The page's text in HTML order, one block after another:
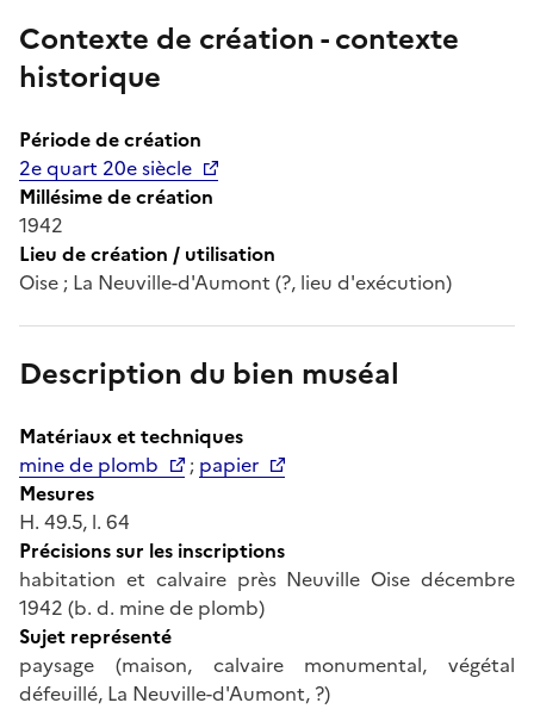
Contexte de création - contexte
historique
Période de création
2e quart 20e siècle
Millésime de création
1942
Lieu de création / utilisation
Oise ; La Neuville-d'Aumont (?, lieu d'exécution)
Description du bien muséal
Matériaux et techniques
mine de plomb
; papier
Mesures
H. 49.5, l. 64
Précisions sur les inscriptions
habitation et calvaire près Neuville Oise décembre
1942 (b. d. mine de plomb)
Sujet représenté
paysage (maison, calvaire monumental, végétal
défeuillé, La Neuville-d'Aumont, ?)